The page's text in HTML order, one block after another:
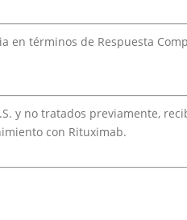
términos de Respuesta
y no tratados previamente,
con Rituximab.